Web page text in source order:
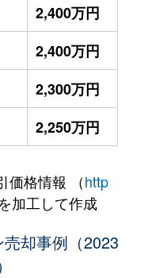
2,400万円
2,400万円
2,300万円
2,250万円
価格情報 （http
加工して作成
却事例（2023